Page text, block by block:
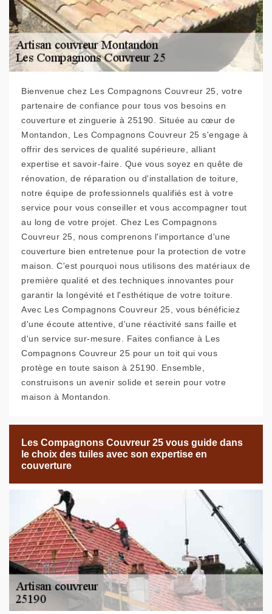
Bienvenue chez Les Compagnons Couvreur 25, votre
partenaire de confiance pour tous vos besoins en
couverture et zinguerie à 25190. Située au cœur de
Montandon, Les Compagnons Couvreur 25 s'engage à
offrir des services de qualité supérieure, alliant
expertise et savoir-faire. Que vous soyez en quête de
rénovation, de réparation ou d'installation de toiture,
notre équipe de professionnels qualifiés est à votre
service pour vous conseiller et vous accompagner tout
au long de votre projet. Chez Les Compagnons
Couvreur 25, nous comprenons l'importance d'une
couverture bien entretenue pour la protection de votre
maison. C'est pourquoi nous utilisons des matériaux de
première qualité et des techniques innovantes pour
garantir la longévité et l'esthétique de votre toiture.
Avec Les Compagnons Couvreur 25, vous bénéficiez
d'une écoute attentive, d'une réactivité sans faille et
d'un service sur-mesure. Faites confiance à Les
Compagnons Couvreur 25 pour un toit qui vous
protège en toute saison à 25190. Ensemble,
construisons un avenir solide et serein pour votre
maison à Montandon.
Les Compagnons Couvreur 25 vous guide dans
le choix des tuiles avec son expertise en
couverture